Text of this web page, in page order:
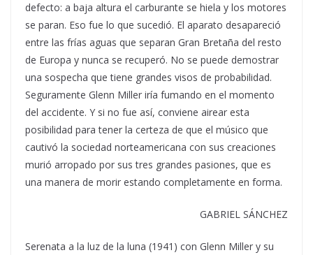
defecto: a baja altura el carburante se hiela y los motores
se paran. Eso fue lo que sucedió. El aparato desapareció
entre las frías aguas que separan Gran Bretaña del resto
de Europa y nunca se recuperó. No se puede demostrar
una sospecha que tiene grandes visos de probabilidad.
Seguramente Glenn Miller iría fumando en el momento
del accidente. Y si no fue así, conviene airear esta
posibilidad para tener la certeza de que el músico que
cautivó la sociedad norteamericana con sus creaciones
murió arropado por sus tres grandes pasiones, que es
una manera de morir estando completamente en forma.
GABRIEL SÁNCHEZ
Serenata a la luz de la luna (1941) con Glenn Miller y su